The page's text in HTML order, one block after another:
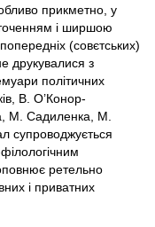
прикметно, у
і ширшою
(совєтських)
друкувалися з
політичних
В. О’Конор-
М. Садиленка, М.
супроводжується
ретельно
і приватних